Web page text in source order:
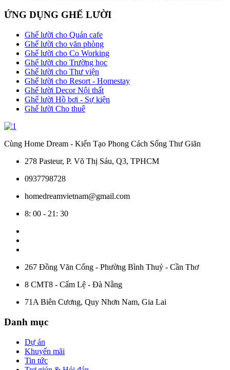
ỨNG DỤNG GHẾ LƯỜI
Ghế lười cho Quán cafe
Ghế lười cho văn phòng
Ghế lười cho Co Working
Ghế lười cho Trường học
Ghế lười cho Thư viện
Ghế lười cho Resort - Homestay
Ghế lười Decor Nội thất
Ghế lười Hồ bơi - Sự kiện
Ghế lười Cho thuê
Cùng Home Dream - Kiến Tạo Phong Cách Sống Thư Giãn
278 Pasteur, P. Võ Thị Sáu, Q3, TPHCM
0937798728
homedreamvietnam@gmail.com
8: 00 - 21: 30
267 Đồng Văn Cống - Phường Bình Thuỷ - Cần Thơ
8 CMT8 - Cẩm Lệ - Đà Nẵng
71A Biên Cương, Quy Nhơn Nam, Gia Lai
Danh mục
Dự án
Khuyến mãi
Tin tức